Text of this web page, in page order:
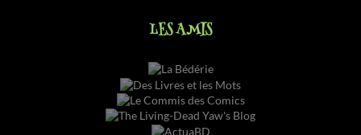
LES AMIS